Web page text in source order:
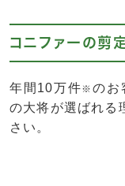
コニファーの剪
年間10万件※のお
の大将が選ばれる
さい。